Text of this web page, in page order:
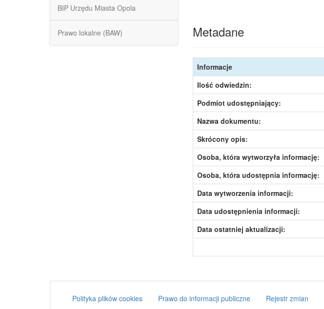
BIP Urzędu Miasta Opola
Prawo lokalne (BAW) Metadane
Informacje
Ilość odwiedzin:
Podmiot udostępniający:
Nazwa dokumentu:
Skrócony opis:
Osoba, która wytworzyła informację:
Osoba, która udostępnia informację:
Data wytworzenia informacji:
Data udostępnienia informacji:
Data ostatniej aktualizacji:
Polityka plików cookies Prawo do informacji publiczne Rejestr zmian